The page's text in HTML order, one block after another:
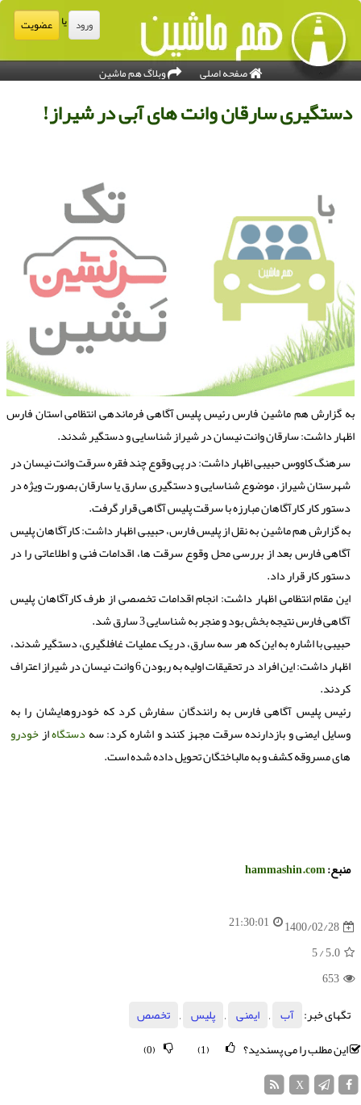
ورود عضویت
صفحه اصلی وبلاگ هم ماشین
دستگیری سارقان وانت های آبی در شیراز!
گزارش هم ماشین فارس رئیس پلیس آگاهی فرماندهی انتظامی استان فارس
داشت: سارقان وانت نیسان در شیراز شناسایی و دستگیر شدند.
سرهنگ کاووس حبیبی اظهار داشت: در پی وقوع چند فقره سرقت وانت نیسان در
شهرستان شیراز، موضوع شناسایی و دستگیری سارق یا سارقان بصورت ویژه در
دستور کار کارآگاهان مبارزه با سرقت پلیس آگاهی قرار گرفت.
به گزارش هم ماشین به نقل از پلیس فارس، حبیبی اظهار داشت: کارآگاهان پلیس
آگاهی فارس بعد از بررسی محل وقوع سرقت ها، اقدامات فنی و اطلاعاتی را در
دستور کار قرار داد.
این مقام انتظامی اظهار داشت: انجام اقدامات تخصصی از طرف کارآگاهان پلیس
آگاهی فارس نتیجه بخش بود و منجر به شناسایی 3 سارق شد.
حبیبی با اشاره به این که هر سه سارق، در یک عملیات غافلگیری، دستگیر شدند،
اظهار داشت: این افراد در تحقیقات اولیه به ربودن 6 وانت نیسان در شیراز اعتراف
کردند.
رئیس پلیس آگاهی فارس به رانندگان سفارش کرد که خودروهایشان را به
وسایل ایمنی و بازدارنده سرقت مجهز کنند و اشاره کرد: سهدستگاهازخودرو
های مسروقه کشف و به مالباختگان تحویل داده شده است.
منبع:hammashin.com
1400/02/28
21:30:01
5.0
/ 5
653
تگهای خبر:
آب , ایمنی , پلیس ,
تخصص
این مطلب را می پسندید؟
(0)